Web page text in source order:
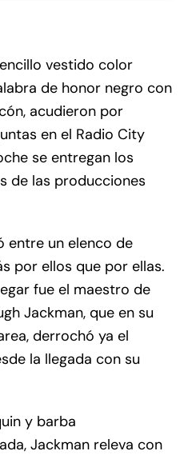
vestido color
de honor negro con
acudieron por
en el Radio City
se entregan los
de las producciones
entre un elenco de
por ellos que por ellas.
fue el maestro de
Jackman, que en su
derrochó ya el
la llegada con su
y barba
Jackman releva con